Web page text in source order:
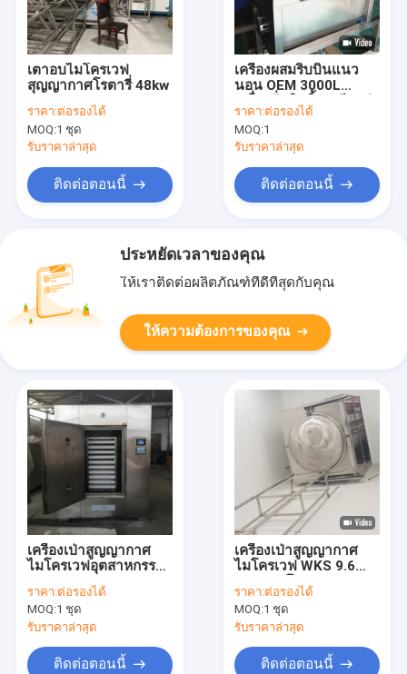
เตาอบไมโครเวฟ
สุญญากาศโรตารี่ 48kw
ราคา:ต่อรองได้
MOQ:1 ชุด
รับราคาล่าสุด
ติดต่อตอนนี้
เครื่องผสมริบบิ้นแนว
นอน OEM 3000L
เครื่องปั่นริบบิ้นเกลียวคู่ส
แตนเลส
ราคา:ต่อรองได้
MOQ:1
รับราคาล่าสุด
ติดต่อตอนนี้
ประหยัดเวลาของคุณ
ให้เราติดต่อผลิตภัณฑ์ที่ดีที่สุดกับคุณ
ให้ความต้องการของคุณ
เครื่องเป่าสูญญากาศ
ไมโครเวฟอุตสาหกรรม
ราคา:ต่อรองได้
MOQ:1 ชุด
รับราคาล่าสุด
ติดต่อตอนนี้
เครื่องเป่าสูญญากาศ
ไมโครเวฟ WKS 9.6
กก./ชม. ถึง 12 กก./ชม.
เครื่องขจัดน้ำออกทาง
อาหาร
ราคา:ต่อรองได้
MOQ:1 ชุด
รับราคาล่าสุด
ติดต่อตอนนี้